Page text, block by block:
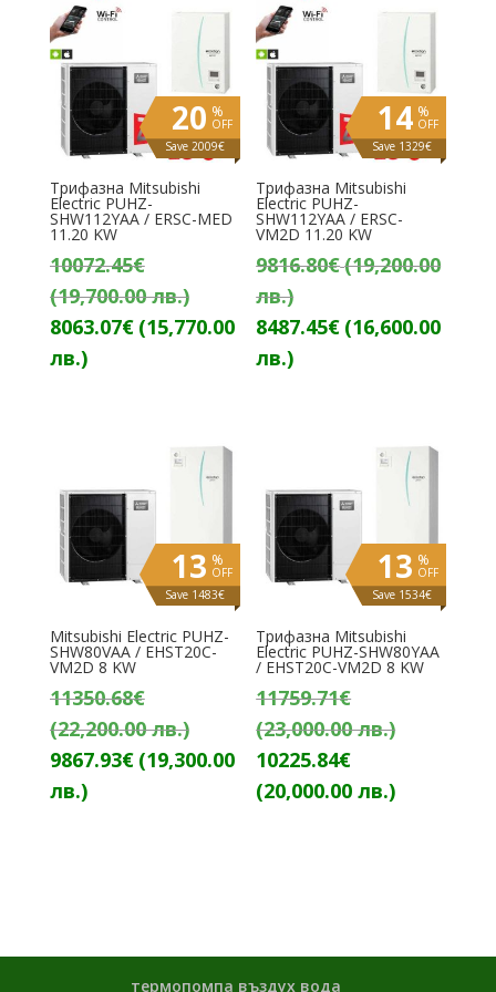
лв.).
лв.).
лв.).
%
OFF
20
Save 2009€
Трифазна Mitsubishi
Electric PUHZ-
SHW112YАA / ERSC-MED
11.20 KW
10072.45€
(19,700.00 лв.)
Original
price
8063.07€ (15,770.00
лв.)
Текущата
цена
%
OFF
14
Save 1329€
Трифазна Mitsubishi
Electric PUHZ-
SHW112YАA / ERSC-
VM2D 11.20 KW
9816.80€(19,200.00
лв.)
Original
price
8487.45€ (16,600.00
лв.)
%
OFF
13
Save 1483€
Mitsubishi Electric PUHZ-
SHW80VAA / EHST20C-
VM2D 8 KW
11350.68€
(22,200.00 лв.)
Original
price
9867.93€ (19,300.00
лв.)
Текущата
цена
%
OFF
13
Save 1534€
Трифазна Mitsubishi
Electric PUHZ-SHW80YAA
/ EHST20C-VM2D 8 KW
11759.71€
(23,000.00 лв.)
Original
price
10225.84€
(20,000.00 лв.)
термопомпа въздух вода